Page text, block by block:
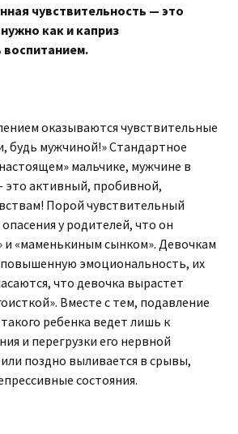
чувствительность — это
как и каприз
воспитанием.
оказываются чувствительные
будь мужчиной!» Стандартное
мальчике, мужчине в
активный, пробивной,
Порой чувствительный
у родителей, что он
и «маменькиным сынком». Девочкам
повышенную эмоциональность, их
что девочка вырастет
Вместе с тем, подавление
ребенка ведет лишь к
и перегрузки его нервной
поздно выливается в срывы,
состояния.